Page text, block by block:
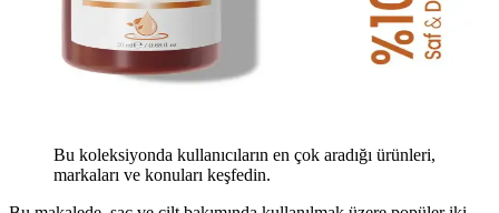
Bu koleksiyonda kullanıcıların en çok aradığı ürünleri,
markaları ve konuları keşfedin.